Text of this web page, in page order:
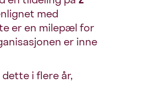
med
er en milepæl for
er inne
i flere år,